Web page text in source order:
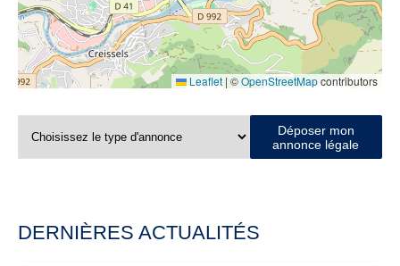
Leaflet | ©OpenStreetMapcontributors
Déposer mon
annonce légale
DERNIÈRES ACTUALITÉS